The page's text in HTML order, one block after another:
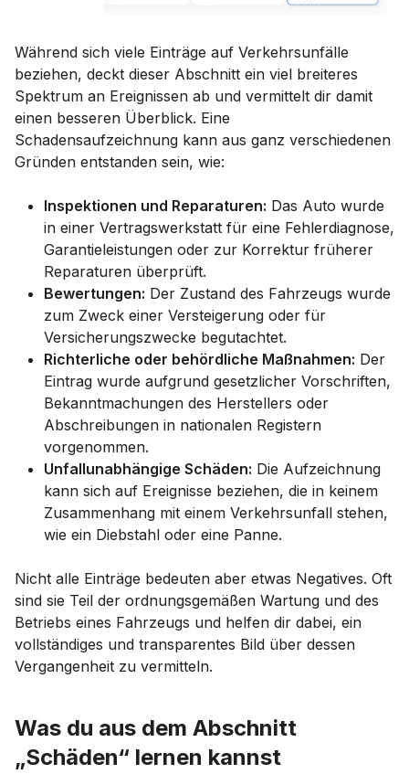
Während sich viele Einträge auf Verkehrsunfälle
beziehen, deckt dieser Abschnitt ein viel breiteres
Spektrum an Ereignissen ab und vermittelt dir damit
einen besseren Überblick. Eine
Schadensaufzeichnung kann aus ganz verschiedenen
Gründen entstanden sein, wie:
Inspektionen und Reparaturen: Das Auto wurde
in einer Vertragswerkstatt für eine Fehlerdiagnose,
Garantieleistungen oder zur Korrektur früherer
Reparaturen überprüft.
Bewertungen: Der Zustand des Fahrzeugs wurde
zum Zweck einer Versteigerung oder für
Versicherungszwecke begutachtet.
Richterliche oder behördliche Maßnahmen: Der
Eintrag wurde aufgrund gesetzlicher Vorschriften,
Bekanntmachungen des Herstellers oder
Abschreibungen in nationalen Registern
vorgenommen.
Unfallunabhängige Schäden: Die Aufzeichnung
kann sich auf Ereignisse beziehen, die in keinem
Zusammenhang mit einem Verkehrsunfall stehen,
wie ein Diebstahl oder eine Panne.
Nicht alle Einträge bedeuten aber etwas Negatives. Oft
sind sie Teil der ordnungsgemäßen Wartung und des
Betriebs eines Fahrzeugs und helfen dir dabei, ein
vollständiges und transparentes Bild über dessen
Vergangenheit zu vermitteln.
Was du aus dem Abschnitt
„Schäden“ lernen kannst